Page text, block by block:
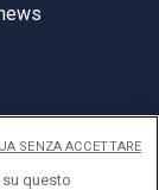
questo
SENZA ACCETTARE